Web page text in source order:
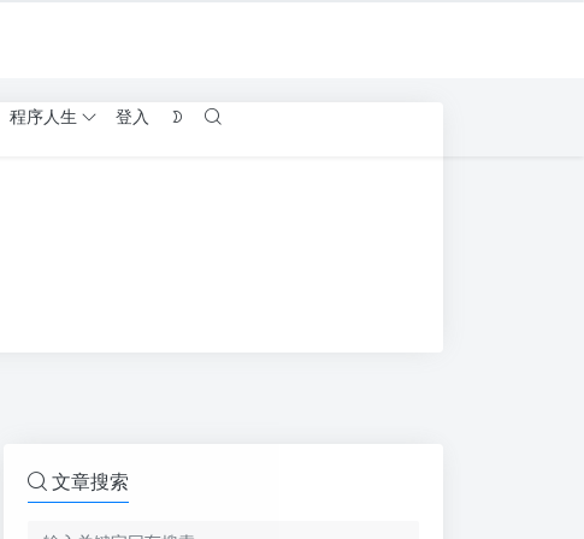
程序人生
登入
文章搜索